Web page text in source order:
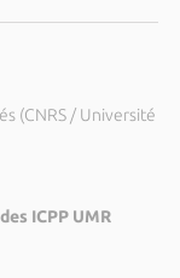
(CNRS / Université
ICPP UMR